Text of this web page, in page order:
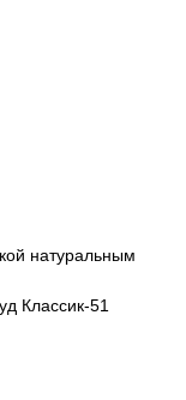
натуральным
Классик-51